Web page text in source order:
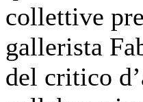
collettive
gallerista
del critico